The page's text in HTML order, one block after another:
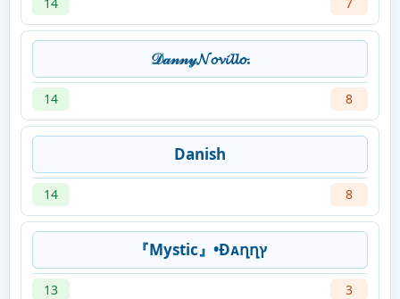
𝒟𝒶𝓃𝓃𝓎𝓝𝓸𝓿𝓲𝓵𝓵𝓸.
14 8
Danish
14 8
『Mystic』•Ðᴀղղץ
13 3